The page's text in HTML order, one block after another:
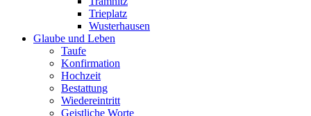
Trieplatz
Wusterhausen
Glaube und Leben
Taufe
Konfirmation
Hochzeit
Bestattung
Wiedereintritt
Geistliche Worte